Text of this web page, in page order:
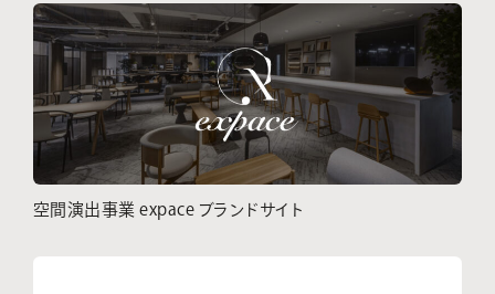
空間演出事業 expace ブランドサイト